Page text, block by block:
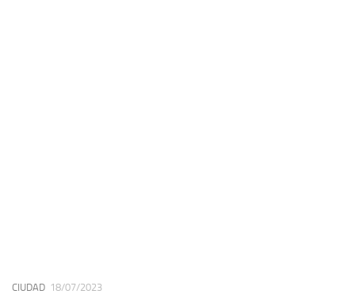
CIUDAD 18/07/2023